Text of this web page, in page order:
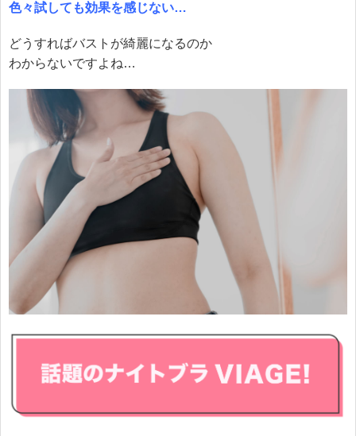
色々試しても効果を感じない…
どうすればバストが綺麗になるのか
わからないですよね…